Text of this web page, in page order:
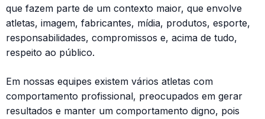
que fazem parte de um contexto maior, que envolve
atletas, imagem, fabricantes, mídia, produtos, esporte,
responsabilidades, compromissos e, acima de tudo,
respeito ao público.
Em nossas equipes existem vários atletas com
comportamento profissional, preocupados em gerar
resultados e manter um comportamento digno, pois